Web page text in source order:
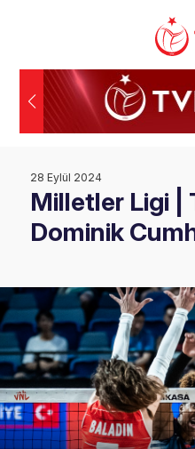
28 Eylül 2024
Milletler Ligi |
Dominik